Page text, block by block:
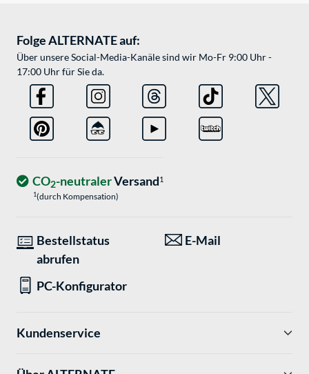
Folge ALTERNATE auf:
Über unsere Social-Media-Kanäle sind wir Mo-Fr 9:00 Uhr -
17:00 Uhr für Sie da.
CO2-neutralerVersand1
1(durch Kompensation)
Bestellstatus
abrufen
E-Mail
PC-Konfigurator
Kundenservice